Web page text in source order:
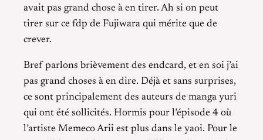
avait pas grand chose à en tirer. Ah si on peut
tirer sur ce fdp de Fujiwara qui mérite que de
crever.
Bref parlons brièvement des endcard, et en soi j’ai
pas grand choses à en dire. Déjà et sans surprises,
ce sont principalement des auteurs de manga yuri
qui ont été sollicités. Hormis pour l’épisode 4 où
l’artiste Memeco Arii est plus dans le yaoi. Pour le